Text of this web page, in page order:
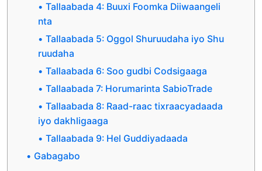
Tallaabada 4: Buuxi Foomka Diiwaangeli
nta
Tallaabada 5: Oggol Shuruudaha iyo Shu
ruudaha
Tallaabada 6: Soo gudbi Codsigaaga
Tallaabada 7: Horumarinta SabioTrade
Tallaabada 8: Raad-raac tixraacyadaada
iyo dakhligaaga
Tallaabada 9: Hel Guddiyadaada
Gabagabo